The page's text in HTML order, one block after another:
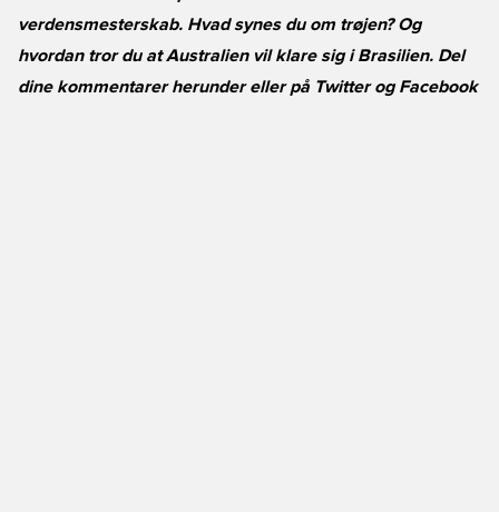
verdensmesterskab. Hvad synes du om trøjen? Og
hvordan tror du at Australien vil klare sig i Brasilien. Del
dine kommentarer herunder eller på TwitterogFacebook